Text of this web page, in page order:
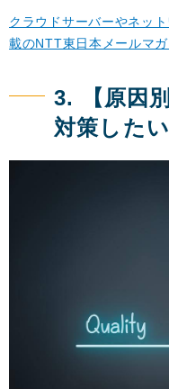
クラウドサーバーやネッ
載のNTT東日本メールマ
3. 【原因
対策した